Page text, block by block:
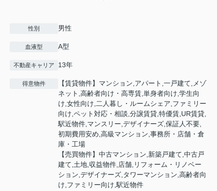
性別 男性
血液型 A型
不動産キャリア 13年
得意物件
【賃貸物件】マンション,アパート,一戸建て,メゾ
ネット,高齢者向け・高専賃,単身者向け,学生向
け,女性向け,二人暮し・ルームシェア,ファミリー
向け,ペット対応・相談,分譲賃貸,特優賃,UR賃貸,
駅近物件,マンスリー,デザイナーズ,保証人不要,
初期費用安め,高級マンション,事務所・店舗・倉
庫・工場
【売買物件】中古マンション,新築戸建て,中古戸
建て,土地,収益物件,店舗,リフォーム・リノベー
ション,デザイナーズ,タワーマンション,高齢者向
け,ファミリー向け,駅近物件